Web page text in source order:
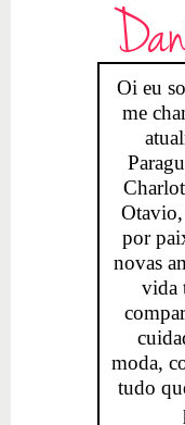
Oi eu
me
Otavio,
por
novas
vida
moda,
tudo